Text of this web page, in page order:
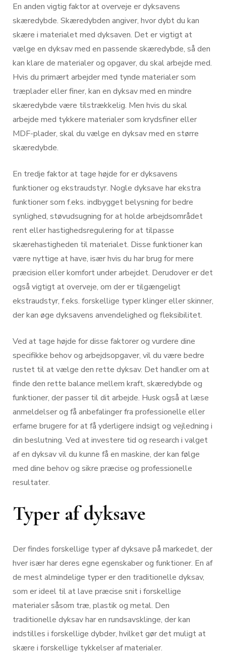
En anden vigtig faktor at overveje er dyksavens
skæredybde. Skæredybden angiver, hvor dybt du kan
skære i materialet med dyksaven. Det er vigtigt at
vælge en dyksav med en passende skæredybde, så den
kan klare de materialer og opgaver, du skal arbejde med.
Hvis du primært arbejder med tynde materialer som
træplader eller finer, kan en dyksav med en mindre
skæredybde være tilstrækkelig. Men hvis du skal
arbejde med tykkere materialer som krydsfiner eller
MDF-plader, skal du vælge en dyksav med en større
skæredybde.
En tredje faktor at tage højde for er dyksavens
funktioner og ekstraudstyr. Nogle dyksave har ekstra
funktioner som f.eks. indbygget belysning for bedre
synlighed, støvudsugning for at holde arbejdsområdet
rent eller hastighedsregulering for at tilpasse
skærehastigheden til materialet. Disse funktioner kan
være nyttige at have, især hvis du har brug for mere
præcision eller komfort under arbejdet. Derudover er det
også vigtigt at overveje, om der er tilgængeligt
ekstraudstyr, f.eks. forskellige typer klinger eller skinner,
der kan øge dyksavens anvendelighed og fleksibilitet.
Ved at tage højde for disse faktorer og vurdere dine
specifikke behov og arbejdsopgaver, vil du være bedre
rustet til at vælge den rette dyksav. Det handler om at
finde den rette balance mellem kraft, skæredybde og
funktioner, der passer til dit arbejde. Husk også at læse
anmeldelser og få anbefalinger fra professionelle eller
erfarne brugere for at få yderligere indsigt og vejledning i
din beslutning. Ved at investere tid og research i valget
af en dyksav vil du kunne få en maskine, der kan følge
med dine behov og sikre præcise og professionelle
resultater.
Typer af dyksave
Der findes forskellige typer af dyksave på markedet, der
hver især har deres egne egenskaber og funktioner. En af
de mest almindelige typer er den traditionelle dyksav,
som er ideel til at lave præcise snit i forskellige
materialer såsom træ, plastik og metal. Den
traditionelle dyksav har en rundsavsklinge, der kan
indstilles i forskellige dybder, hvilket gør det muligt at
skære i forskellige tykkelser af materialer.